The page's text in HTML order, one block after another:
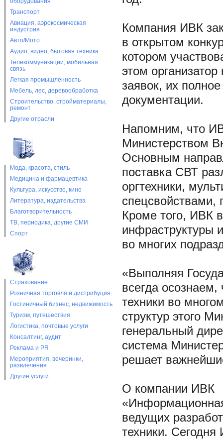
Транспорт
Авиация, аэрокосмическая
индустрия
Авто/Мото
Аудио, видео, бытовая техника
Телекоммуникации, мобильная
связь
Легкая промышленность
Мебель, лес, деревообработка
Строительство, стройматериалы,
ремонт
Другие отрасли
Мода, красота, стиль
Медицина и фармацевтика
Культура, искусство, кино
Литература, издательства
Благотворительность
ТВ, периодика, другие СМИ
Спорт
Страхование
Розничная торговля и дистрибуция
Гостиничный бизнес, недвижимость
Туризм, путешествия
Логистика, почтовые услуги
Консалтинг, аудит
Реклама и PR
Мероприятия, вечеринки,
развлечения
Другие услуги
Компания ИВК
в открытом
котором
этом
заявок, их
документации.
Напомним, что
Министерством
Основным
поставка СВТ
оргтехники,
спецсвойствами,
Кроме того, ИВК
инфраструктуры
во многих
«Выполняя
всегда осознаем,
техники во
структур этого
генеральный
система
решает
О компании ИВК
ведущих
техники.